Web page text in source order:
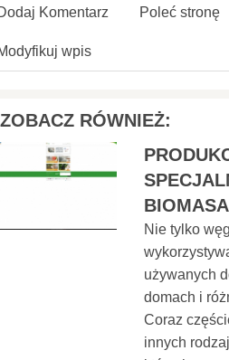
Komentarz Poleć stronę
wpis
ZOBACZ RÓWNIEŻ:
Nie tylko
używanych
domach i
Coraz
innych